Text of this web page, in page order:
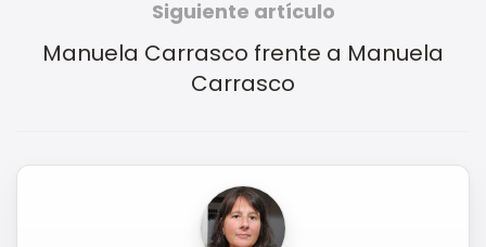
Siguiente artículo
Manuela Carrasco frente a Manuela
Carrasco